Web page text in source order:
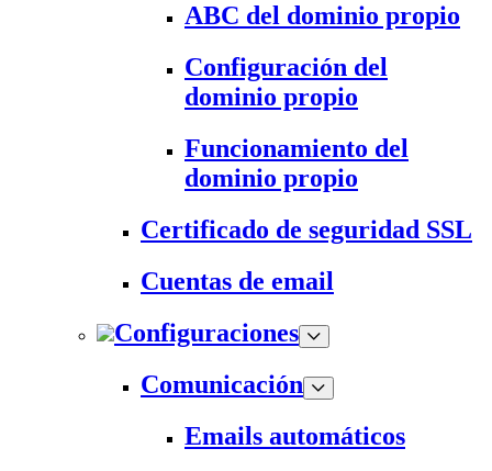
ABC del dominio propio
Configuración del
dominio propio
Funcionamiento del
dominio propio
Certificado de seguridad SSL
Cuentas de email
Configuraciones
Comunicación
Emails automáticos